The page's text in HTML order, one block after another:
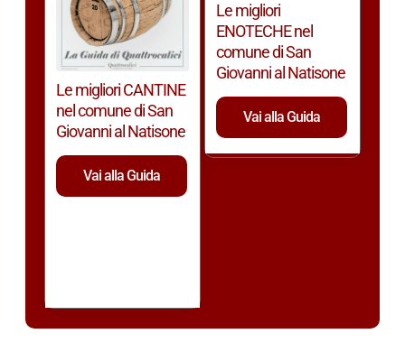
Le migliori CANTINE
nel comune di San
Giovanni al Natisone
Vai alla Guida
Le migliori
ENOTECHE nel
comune di San
Giovanni al Natisone
Vai alla Guida